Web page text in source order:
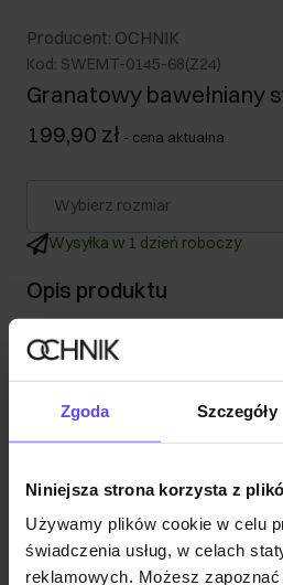
Zgoda Szczegóły
Niniejsza strona korzysta z
Używamy plików cookie w celu
świadczenia usług, w celach
reklamowych. Możesz
Producent: OCHNIK
Kod: SWEMT-0145-68(Z24)
Granatowy bawełniany
199,90 zł - cena aktualna
Wybierz rozmiar
Wysyłka w 1 dzień roboczy
Opis produktu
Szczegóły
Skład i wymiary
Opinie